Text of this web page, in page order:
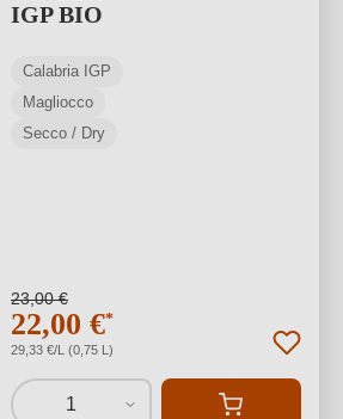
IGP BIO
Calabria IGP
Magliocco
Secco / Dry
23,00 €
22,00 €*
29,33 €/L (0,75 L)
1